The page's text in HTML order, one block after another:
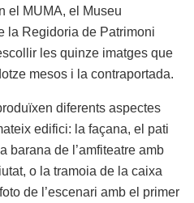
el MUMA, el Museu
la Regidoria de Patrimoni
les quinze imatges que
mesos i la contraportada.
diferents aspectes
edifici: la façana, el pati
barana de l’amfiteatre amb
o la tramoia de la caixa
de l’escenari amb el primer